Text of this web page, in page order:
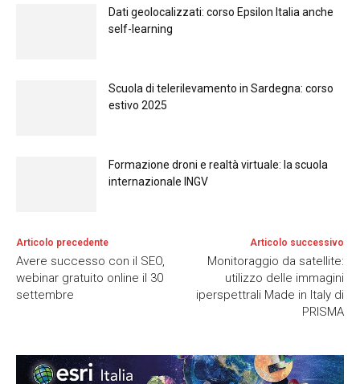
Dati geolocalizzati: corso Epsilon Italia anche
self-learning
Scuola di telerilevamento in Sardegna: corso
estivo 2025
Formazione droni e realtà virtuale: la scuola
internazionale INGV
Articolo precedente
Avere successo con il SEO,
webinar gratuito online il 30
settembre
Articolo successivo
Monitoraggio da satellite:
utilizzo delle immagini
iperspettrali Made in Italy di
PRISMA